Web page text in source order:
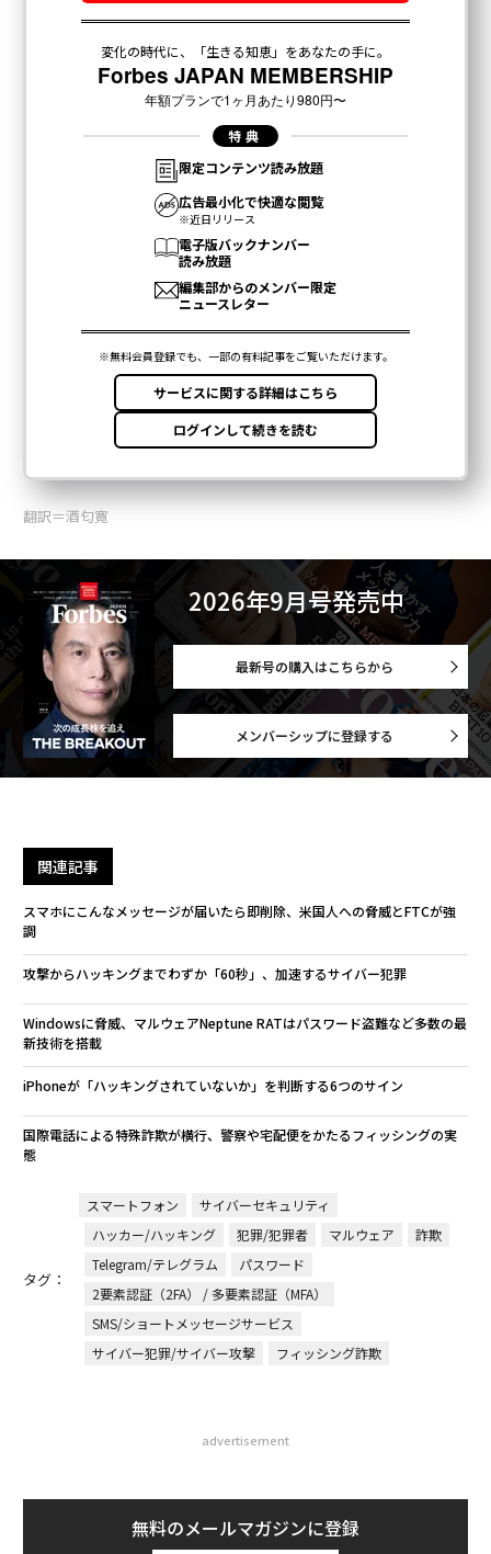
翻訳＝酒匂寛
2026年9月号発売中
最新号の購入はこちらから
メンバーシップに登録する
関連記事
スマホにこんなメッセージが届いたら即削除、米国人への脅威とFTCが強
調
攻撃からハッキングまでわずか「60秒」、加速するサイバー犯罪
Windowsに脅威、マルウェアNeptune RATはパスワード盗難など多数の最
新技術を搭載
iPhoneが「ハッキングされていないか」を判断する6つのサイン
国際電話による特殊詐欺が横行、警察や宅配便をかたるフィッシングの実
態
タグ：
スマートフォン
サイバーセキュリティ
ハッカー/ハッキング
犯罪/犯罪者 マルウェア
詐欺
Telegram/テレグラム
パスワード
2要素認証（2FA） / 多要素認証（MFA）
SMS/ショートメッセージサービス
サイバー犯罪/サイバー攻撃
フィッシング詐欺
advertisement
無料のメールマガジンに登録